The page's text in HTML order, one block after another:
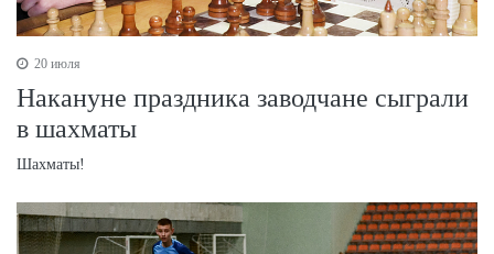
20 июля
Накануне праздника заводчане сыграли
в шахматы
Шахматы!